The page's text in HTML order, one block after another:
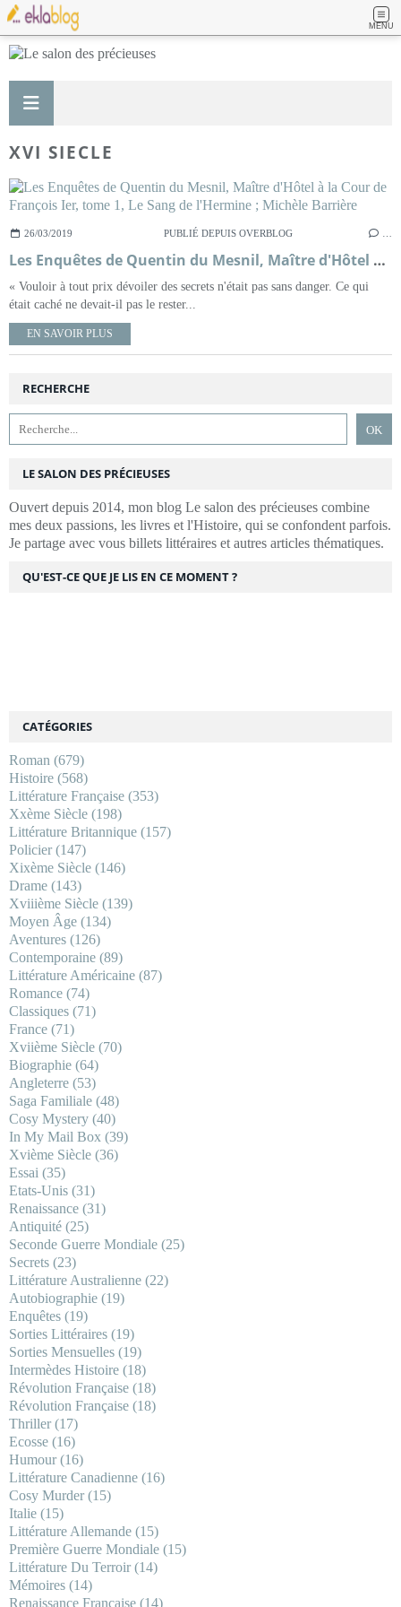
MENU
XVI SIECLE
26/03/2019 PUBLIÉ DEPUIS OVERBLOG
Les Enquêtes de Quentin du Mesnil, Maître d'Hôtel à la Cour de François Ier, tome 1, Le Sang de l'Hermine ; Michèle Barrière
« Vouloir à tout prix dévoiler des secrets n'était pas sans danger. Ce qui
était caché ne devait-il pas le rester...
EN SAVOIR PLUS
RECHERCHE
LE SALON DES PRÉCIEUSES
Ouvert depuis 2014, mon blog Le salon des précieuses combine
mes deux passions, les livres et l'Histoire, qui se confondent parfois.
Je partage avec vous billets littéraires et autres articles thématiques.
CATÉGORIES
Roman (679)
Histoire (568)
Littérature Française (353)
Xxème Siècle (198)
Littérature Britannique (157)
Policier(147)
Xixème Siècle (146)
Drame (143)
Xviiième Siècle (139)
Moyen Âge (134)
Aventures (126)
Contemporaine (89)
Littérature Américaine (87)
Romance (74)
Classiques (71)
France (71)
Xviième Siècle (70)
Biographie (64)
Angleterre (53)
Saga Familiale (48)
Cosy Mystery (40)
In My Mail Box (39)
Xvième Siècle (36)
Essai (35)
Etats-Unis (31)
Renaissance (31)
Antiquité (25)
Seconde Guerre Mondiale (25)
Secrets (23)
Littérature Australienne (22)
Autobiographie (19)
Enquêtes (19)
Sorties Littéraires (19)
Sorties Mensuelles (19)
Intermèdes Histoire (18)
Révolution Française (18)
Révolution Française (18)
Thriller(17)
Ecosse (16)
Humour(16)
Littérature Canadienne (16)
Cosy Murder(15)
Italie (15)
Littérature Allemande (15)
Première Guerre Mondiale (15)
Littérature Du Terroir(14)
Mémoires (14)
Renaissance Française (14)
QU'EST-CE QUE JE LIS EN CE MOMENT ?